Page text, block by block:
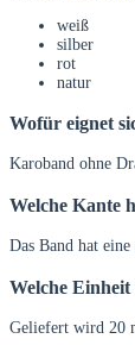
weiß
silber
rot
natur
Wofür eignet
Karoband ohne
Welche Kante
Das Band hat
Welche
Geliefert wird 20